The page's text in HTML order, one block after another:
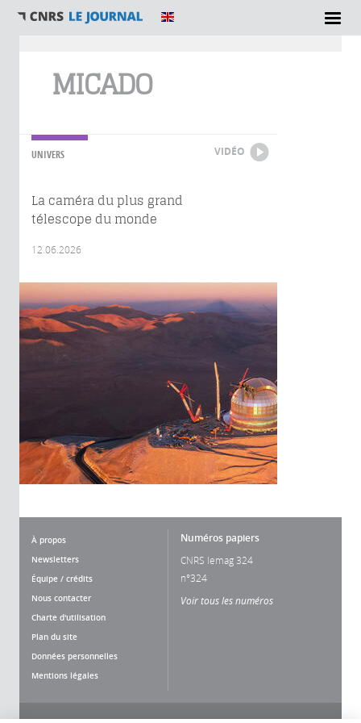
MICADO
UNIVERS VIDÉO
La caméra du plus grand
télescope du monde
12.06.2026
À propos
Newsletters
Équipe / crédits
Nous contacter
Charte d'utilisation
Plan du site
Données personnelles
Mentions légales
Numéros papiers
CNRS lemag 324
n°324
Voir tous les numéros